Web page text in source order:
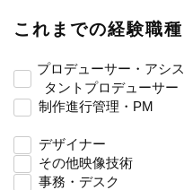
これまでの経験職種
プロデューサー・アシス
タントプロデューサー
制作進行管理・PM
デザイナー
その他映像技術
事務・デスク